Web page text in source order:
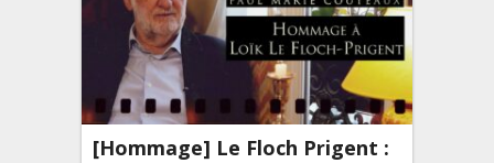
[Hommage] Le Floch Prigent :